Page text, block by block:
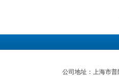
公司地址：上海市